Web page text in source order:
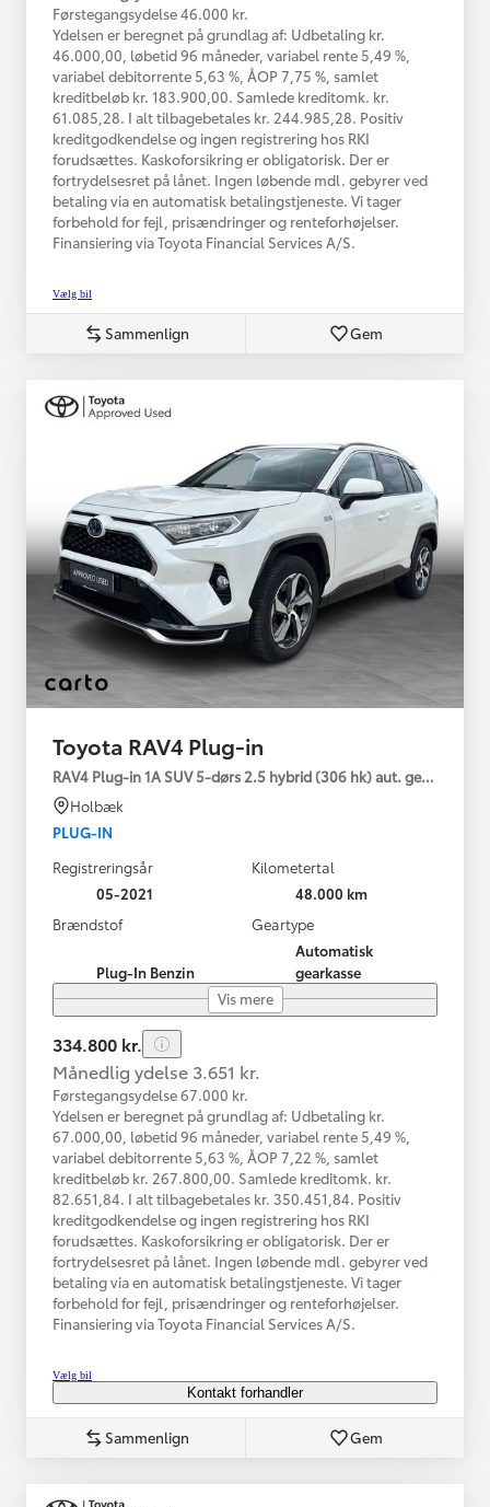
Førstegangsydelse 46.000 kr.
Ydelsen er beregnet på grundlag af: Udbetaling kr.
46.000,00, løbetid 96 måneder, variabel rente 5,49 %,
variabel debitorrente 5,63 %, ÅOP 7,75 %, samlet
kreditbeløb kr. 183.900,00. Samlede kreditomk. kr.
61.085,28. I alt tilbagebetales kr. 244.985,28. Positiv
kreditgodkendelse og ingen registrering hos RKI
forudsættes. Kaskoforsikring er obligatorisk. Der er
fortrydelsesret på lånet. Ingen løbende mdl. gebyrer ved
betaling via en automatisk betalingstjeneste. Vi tager
forbehold for fejl, prisændringer og renteforhøjelser.
Finansiering via Toyota Financial Services A/S.
Vælg bil
Sammenlign Gem
Toyota RAV4 Plug-in
RAV4 Plug-in 1A SUV 5-dørs 2.5 hybrid (306 hk) aut. gear AWD-i
Holbæk
PLUG-IN
Registreringsår
05-2021
Kilometertal
48.000 km
Brændstof
Plug-In Benzin
Geartype
Automatisk
gearkasse
Vis mere
334.800 kr.
Månedlig ydelse 3.651 kr.
Førstegangsydelse 67.000 kr.
Ydelsen er beregnet på grundlag af: Udbetaling kr.
67.000,00, løbetid 96 måneder, variabel rente 5,49 %,
variabel debitorrente 5,63 %, ÅOP 7,22 %, samlet
kreditbeløb kr. 267.800,00. Samlede kreditomk. kr.
82.651,84. I alt tilbagebetales kr. 350.451,84. Positiv
kreditgodkendelse og ingen registrering hos RKI
forudsættes. Kaskoforsikring er obligatorisk. Der er
fortrydelsesret på lånet. Ingen løbende mdl. gebyrer ved
betaling via en automatisk betalingstjeneste. Vi tager
forbehold for fejl, prisændringer og renteforhøjelser.
Finansiering via Toyota Financial Services A/S.
Vælg bil
Kontakt forhandler
Sammenlign Gem